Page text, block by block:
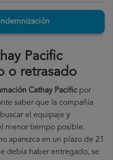
Pacific
o retrasado
Cathay Pacific por
saber que la compañía
el equipaje y
menor tiempo posible.
aparezca en un plazo de 21
debía haber entregado, se